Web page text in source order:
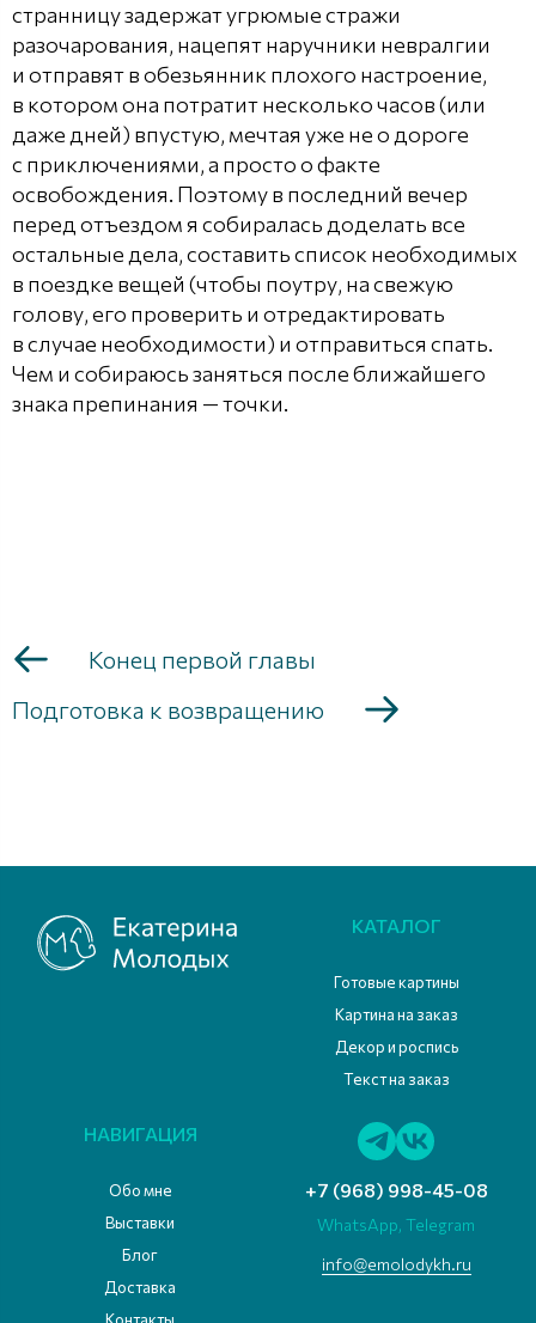
странницу задержат угрюмые стражи
разочарования, нацепят наручники невралгии
и отправят в обезьянник плохого настроение,
в котором она потратит несколько часов (или
даже дней) впустую, мечтая уже не о дороге
с приключениями, а просто о факте
освобождения. Поэтому в последний вечер
перед отъездом я собиралась доделать все
остальные дела, составить список необходимых
в поездке вещей (чтобы поутру, на свежую
голову, его проверить и отредактировать
в случае необходимости) и отправиться спать.
Чем и собираюсь заняться после ближайшего
знака препинания — точки.
Конец первой главы
Подготовка к возвращению
КАТАЛОГ
Готовые картины
Картина на заказ
Декор и роспись
Текст на заказ
НАВИГАЦИЯ
Обо мне
Выставки
Блог
Доставка
+7 (968) 998-45-08
WhatsApp, Telegram
info@emolodykh.ru